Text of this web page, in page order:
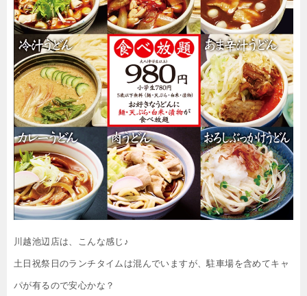
川越池辺店は、こんな感じ♪
土日祝祭日のランチタイムは混んでいますが、駐車場を含めてキャ
パが有るので安心かな？